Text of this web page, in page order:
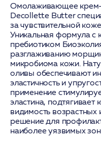
Омолаживающее
Decollette Butter
за чувствительной
Уникальная формула
пребиотиком
разглаживанию
микробиома кожи.
оливы обеспечивают
эластичность и
применение
эластина,
видимость
решение для
наиболее уязвимых